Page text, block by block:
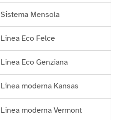
Sistema Mensola
Linea Eco Felce
Linea Eco Genziana
Linea moderna Kansas
Linea moderna Vermont